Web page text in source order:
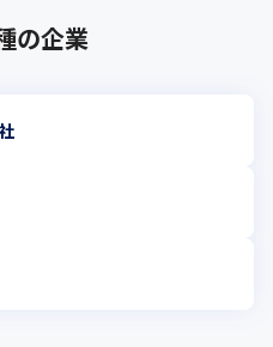
の企業